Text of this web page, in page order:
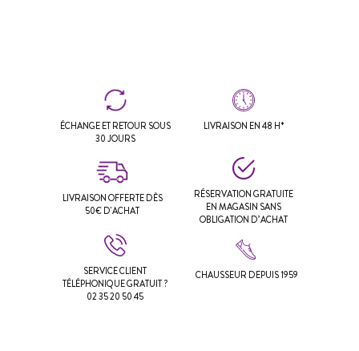
ÉCHANGE ET RETOUR SOUS
30 JOURS
LIVRAISON EN 48 H*
LIVRAISON OFFERTE DÈS
50€ D'ACHAT
RÉSERVATION GRATUITE
EN MAGASIN SANS
OBLIGATION D’ACHAT
SERVICE CLIENT
TÉLÉPHONIQUE GRATUIT ?
02 35 20 50 45
CHAUSSEUR DEPUIS 1959